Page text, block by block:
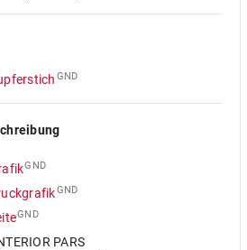
GND
GND
GND
GND
PARS